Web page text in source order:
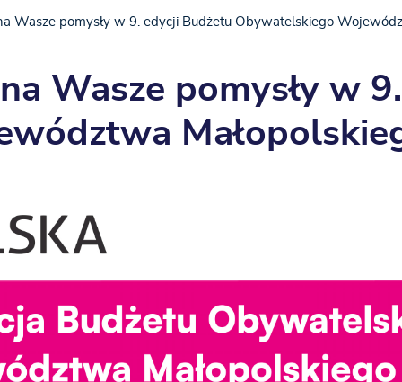
Wasze pomysły w 9. edycji Budżetu Obywatelskiego
Wasze pomysły w